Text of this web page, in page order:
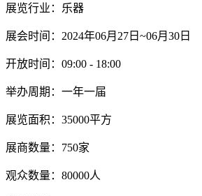
展览行业：乐器
展会时间：2024年06月27日~06月30日
开放时间：09:00 - 18:00
举办周期：一年一届
展览面积：35000平方
展商数量：750家
观众数量：80000人